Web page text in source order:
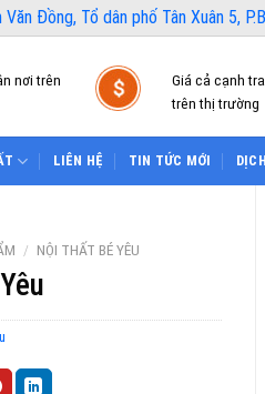
Đồng, Tổ dân phố Tân Xuân 5,
nơi trên
Giá cả cạnh
trên thị trường
LIÊN HỆ TIN TỨC MỚI
/ NỘI THẤT BÉ YÊU